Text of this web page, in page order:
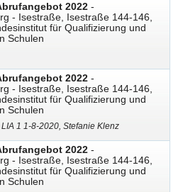
2022 -
- Isestraße, Isestraße 144-146,
für Qualifizierung und
Schulen
2022 -
- Isestraße, Isestraße 144-146,
für Qualifizierung und
Schulen
1 1-8-2020, Stefanie Klenz
2022 -
- Isestraße, Isestraße 144-146,
für Qualifizierung und
Schulen